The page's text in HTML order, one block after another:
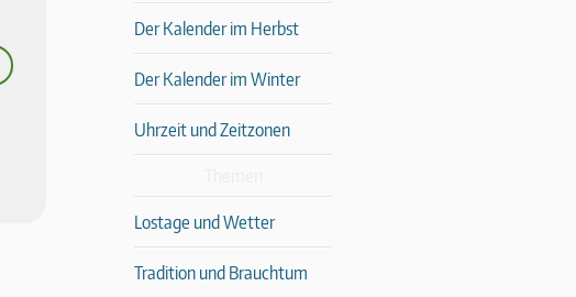
Der Kalender im Herbst
Der Kalender im Winter
Uhrzeit und Zeitzonen
Lostage und Wetter
Tradition und Brauchtum